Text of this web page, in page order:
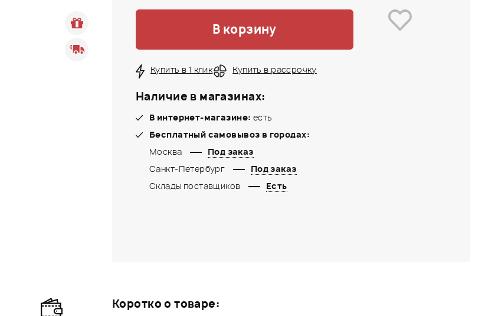
Коротко о товаре:
В корзину
Купить в 1 клик Купить в рассрочку
Наличие в магазинах:
В интернет-магазине: есть
Бесплатный самовывоз в городах:
Москва
Под заказ
Санкт-Петербург
Под заказ
Склады поставщиков
Есть